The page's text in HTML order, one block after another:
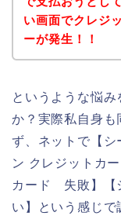
い画面でクレジ
ーが発生！！
というような悩み
か？実際私自身も
ず、ネットで【シ
ン クレジットカ
カード 失敗】【
い】という感じで